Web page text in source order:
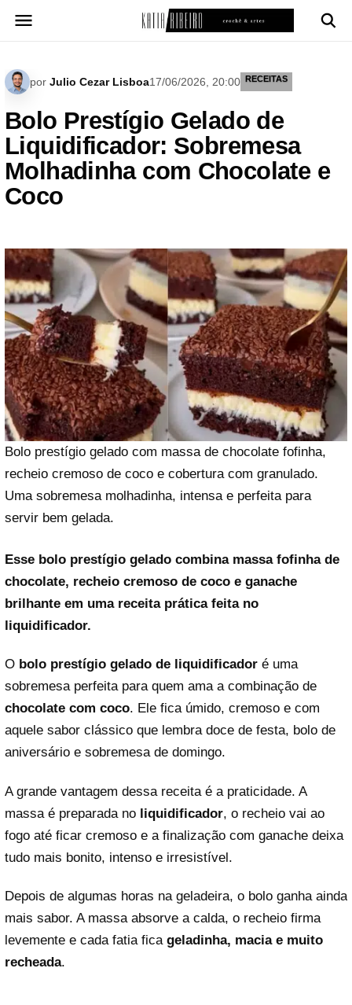
para
por Julio Cezar Lisboa17/06/2026, 20:00 RECEITAS
Bolo Prestígio Gelado de
Liquidificador: Sobremesa
Molhadinha com Chocolate e
Coco
Bolo prestígio gelado com massa de chocolate fofinha,
recheio cremoso de coco e cobertura com granulado.
Uma sobremesa molhadinha, intensa e perfeita para
servir bem gelada.
Esse bolo prestígio gelado combina massa fofinha de
chocolate, recheio cremoso de coco e ganache
brilhante em uma receita prática feita no
liquidificador.
O bolo prestígio gelado de liquidificador é uma
sobremesa perfeita para quem ama a combinação de
chocolate com coco. Ele fica úmido, cremoso e com
aquele sabor clássico que lembra doce de festa, bolo de
aniversário e sobremesa de domingo.
A grande vantagem dessa receita é a praticidade. A
massa é preparada no liquidificador, o recheio vai ao
fogo até ficar cremoso e a finalização com ganache deixa
tudo mais bonito, intenso e irresistível.
Depois de algumas horas na geladeira, o bolo ganha ainda
mais sabor. A massa absorve a calda, o recheio firma
levemente e cada fatia fica geladinha, macia e muito
recheada.